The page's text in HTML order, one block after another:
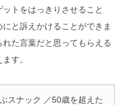
トをはっきりさせること
と訴えかけることができま
た言葉だと思ってもらえる
す。
スナック ／50歳を超えた